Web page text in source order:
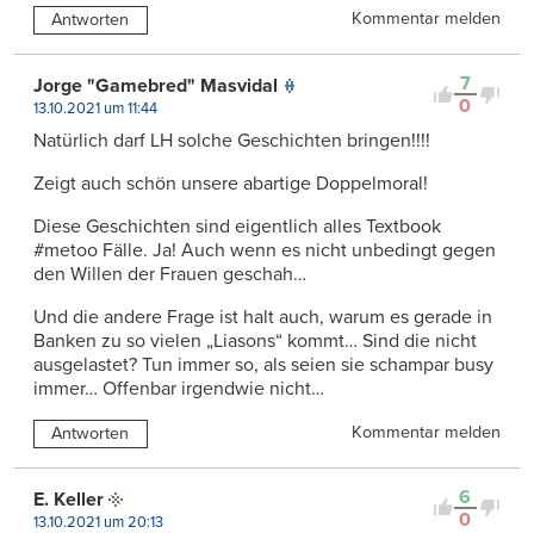
Antworten Kommentar melden
7
0
Jorge "Gamebred" Masvidal
13.10.2021 um 11:44
Natürlich darf LH solche Geschichten bringen!!!!
Zeigt auch schön unsere abartige Doppelmoral!
Diese Geschichten sind eigentlich alles Textbook
#metoo Fälle. Ja! Auch wenn es nicht unbedingt gegen
den Willen der Frauen geschah…
Und die andere Frage ist halt auch, warum es gerade in
Banken zu so vielen „Liasons“ kommt… Sind die nicht
ausgelastet? Tun immer so, als seien sie schampar busy
immer… Offenbar irgendwie nicht…
Antworten Kommentar melden
6
0
E. Keller
13.10.2021 um 20:13